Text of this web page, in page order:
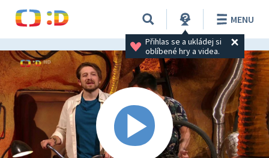
Přihlas se a ukládej si
oblíbené hry a videa.
MENU